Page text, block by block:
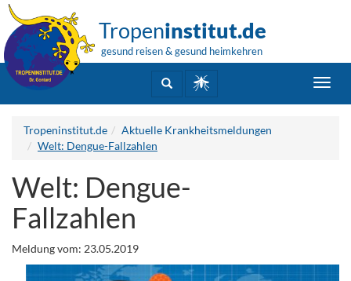
Tropeninstitut.de
gesund reisen & gesund heimkehren
Tropeninstitut.de
Aktuelle Krankheitsmeldungen
Welt: Dengue-Fallzahlen
Welt: Dengue-
Fallzahlen
Meldung vom: 23.05.2019